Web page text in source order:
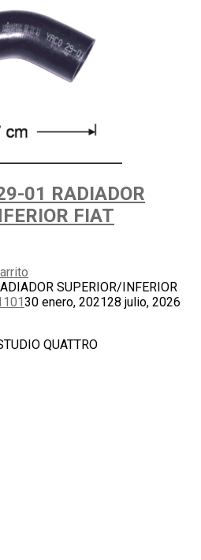
01 RADIADOR
FIAT
SUPERIOR/INFERIOR
30 enero, 202128 julio, 2026
QUATTRO